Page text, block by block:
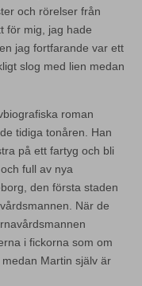
och rörelser från
för mig, jag hade
jag fortfarande var ett
slog med lien medan
roman
tidiga tonåren. Han
på ett fartyg och bli
full av nya
den första staden
När de
i fickorna som om
Martin själv är